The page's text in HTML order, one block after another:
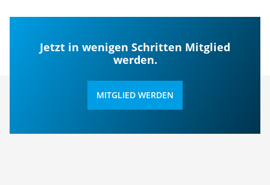
Jetzt in wenigen Schritten Mitglied
werden.
MITGLIED WERDEN